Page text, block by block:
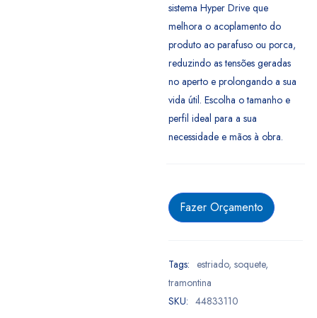
sistema Hyper Drive que
melhora o acoplamento do
produto ao parafuso ou porca,
reduzindo as tensões geradas
no aperto e prolongando a sua
vida útil. Escolha o tamanho e
perfil ideal para a sua
necessidade e mãos à obra.
Fazer Orçamento
Tags: estriado, soquete,
tramontina
SKU: 44833110